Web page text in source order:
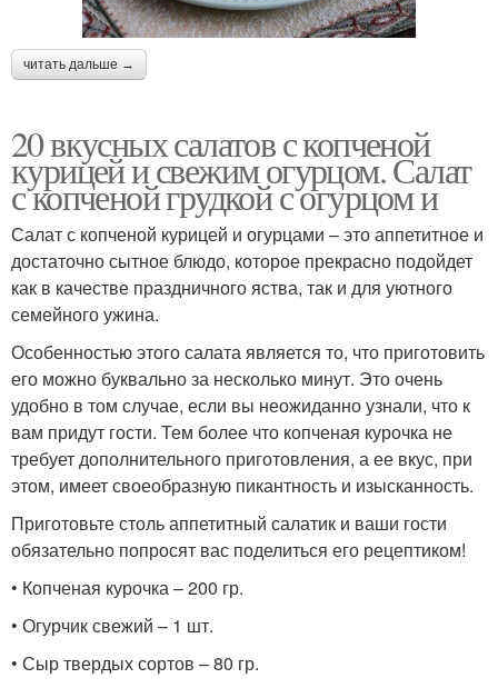
Салат из красной
Салат из феты
Салат из крабовых
палочек
Салаты с крабовыми
палочками
Салат с крабовыми
Салаты к празднику Вкусный салат
Салат с мандаринами Новогодний салат
Салат на праздничный
читать дальше →
20 вкусных салатов с копченой
курицей и свежим огурцом. Салат
с копченой грудкой с огурцом и
Салат с копченой курицей и огурцами – это аппетитное и
достаточно сытное блюдо, которое прекрасно подойдет
как в качестве праздничного яства, так и для уютного
семейного ужина.
Особенностью этого салата является то, что приготовить
его можно буквально за несколько минут. Это очень
удобно в том случае, если вы неожиданно узнали, что к
вам придут гости. Тем более что копченая курочка не
требует дополнительного приготовления, а ее вкус, при
этом, имеет своеобразную пикантность и изысканность.
Приготовьте столь аппетитный салатик и ваши гости
обязательно попросят вас поделиться его рецептиком!
• Копченая курочка – 200 гр.
• Огурчик свежий – 1 шт.
• Сыр твердых сортов – 80 гр.